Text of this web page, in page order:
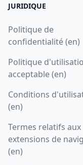
JURIDIQUE
Politique de
confidentialité (en)
Politique
acceptable (en)
Conditions
(en)
Termes relatifs aux
extensions de
(en)